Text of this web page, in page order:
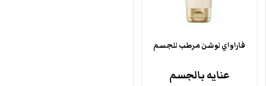
فاراواي لوشن مرطب للجسم
عنايه بالجسم